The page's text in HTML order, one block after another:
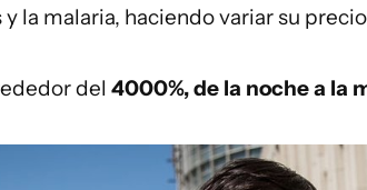
la malaria, haciendo variar su
del 4000%, de la noche a la